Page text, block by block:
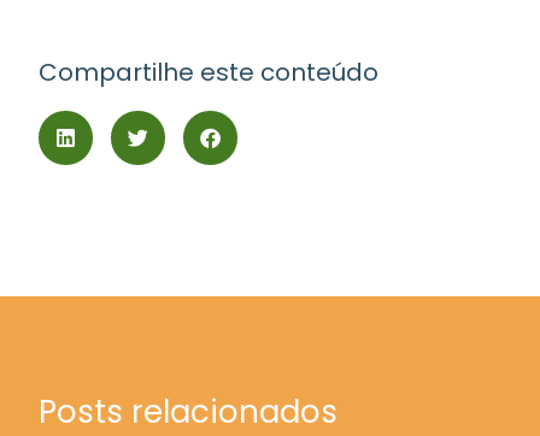
Compartilhe este conteúdo
Posts relacionados